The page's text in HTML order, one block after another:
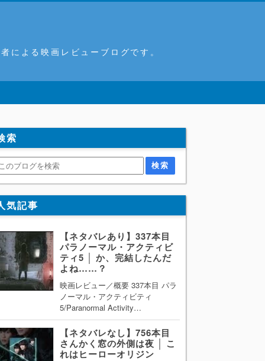
による映画レビューブログです。
索
気記事
【ネタバレあり】337本目
パラノーマル・アクティビ
ティ5 │ か、完結したんだ
よね……？
映画レビュー／概要 337本目 パラ
ノーマル・アクティビティ
5/Paranormal Activity…
【ネタバレなし】756本目
さんかく窓の外側は夜 │ こ
れはヒーローオリジン